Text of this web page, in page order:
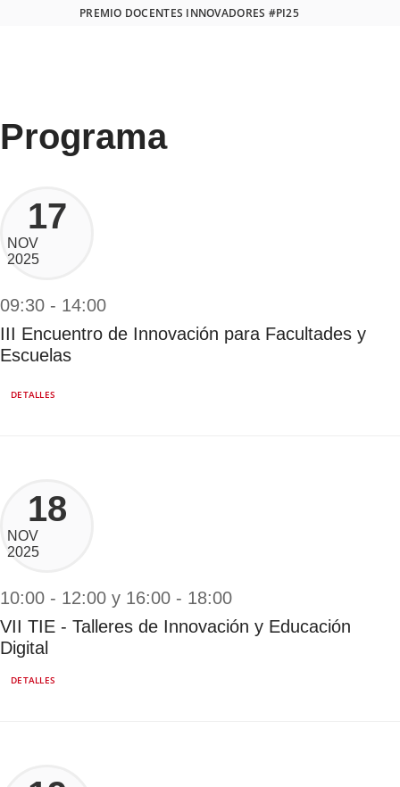
PREMIO DOCENTES INNOVADORES #PI25
Programa
17
NOV
2025
09:30 - 14:00
III Encuentro de Innovación para Facultades y
Escuelas
DETALLES
18
NOV
2025
10:00 - 12:00 y 16:00 - 18:00
VII TIE - Talleres de Innovación y Educación
Digital
DETALLES